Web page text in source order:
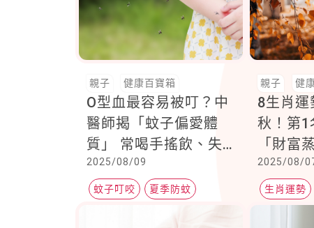
親子 健康百寶箱
O型血最容易被叮？中
醫師揭「蚊子偏愛體
質」 常喝手搖飲、失
眠多夢都上榜
2025/08/09
蚊子叮咬 夏季防蚊
親子 健
8生肖運
秋！第1
「財富
二名個
升，吸
2025/08/
生肖運勢